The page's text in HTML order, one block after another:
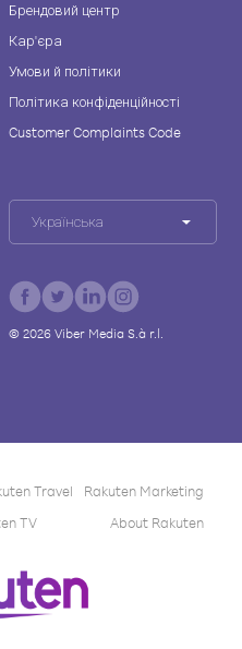
Брендовий центр
Кар'єра
Умови й політики
Політика конфіденційності
Customer Complaints Code
Українська
© 2026Viber Media S.à r.l.
Travel
Rakuten Marketing
TV About Rakuten